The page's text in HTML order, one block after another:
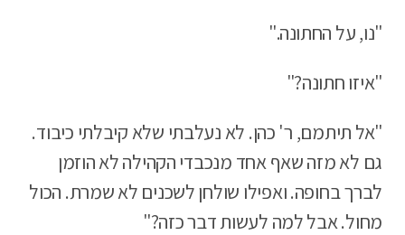
"נו, על החתונה."
"איזו חתונה?"
"אל תיתמם, ר' כהן. לא נעלבתי שלא קיבלתי כיבוד.
גם לא מזה שאף אחד מנכבדי הקהילה לא הוזמן
לברך בחופה. ואפילו שולחן לשכנים לא שמרת. הכול
מחול. אבל למה לעשות דבר כזה?"